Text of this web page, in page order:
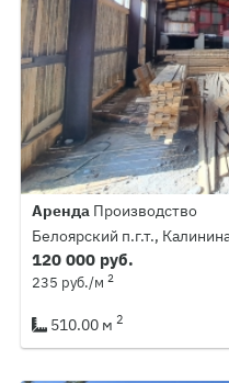
Аренда Производство
Белоярский п.г.т.,
120 000 руб.
235 руб./м 2
510.00 м 2